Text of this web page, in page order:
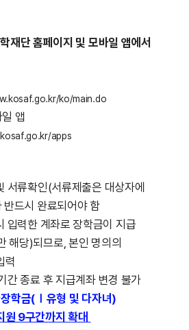
재단 홈페이지 및 모바일 앱에서
ko/main.do
앱
apps
서류확인(서류제출은 대상자에
반드시 완료되어야 함
입력한 계좌로 장학금이 지급
해당)되므로, 본인 명의의
력
간 종료 후 지급계좌 변경 불가
학금(Ⅰ유형 및 다자녀)
원 9구간까지 확대